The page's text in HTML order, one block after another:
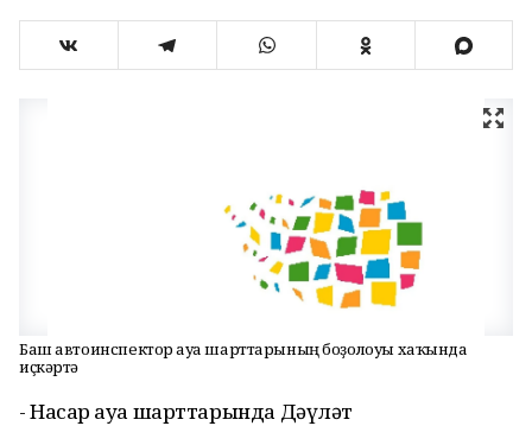
Баш автоинспектор һауа шарттарының боҙолоуы хаҡында
иҫкәртә
- Насар һауа шарттарында Дәүләт